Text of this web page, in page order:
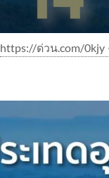
https://ด่วน.com/0kjy